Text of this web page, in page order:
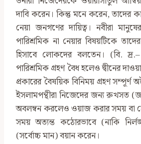
দাবি করেন। কিন্তু মনে করেন, তাদের
নেয়া জনগণের দায়িত্ব। নবীরা
পারিশ্রমিক না নেয়ার বিষয়টিকে
হিসাবে লোকদের বলতেন। (বি. দ্র.–
পারিশ্রমিক গ্রহণ বৈধ হলেও দ্বীনের
প্রকারের বৈষয়িক বিনিময় গ্রহণ সম্পূর্ণ
ইসলামপন্থীরা নিজেদের জন্য রুখসত
অবলম্বন করলেও ওয়াজ করার সময় বা
সময় অত্যন্ত কঠোরভাবে (নাকি
(সর্বোচ্চ মান) বয়ান করেন।